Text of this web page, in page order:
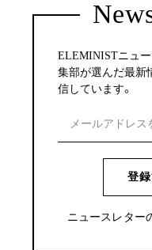
ELEMINISTニュー
集部が選んだ最新
信しています。
登
ニュースレター